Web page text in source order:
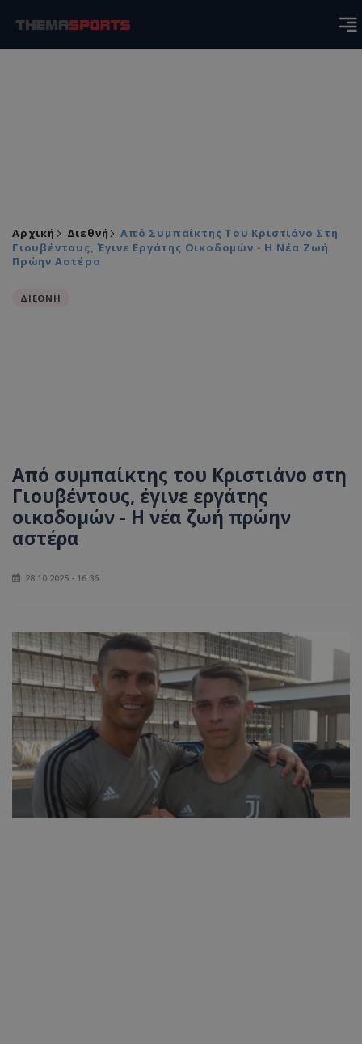
Αρχική Διεθνή
Από Συμπαίκτης Του Κριστιάνο Στη
Γιουβέντους, Έγινε Εργάτης Οικοδομών - Η Νέα Ζωή
Πρώην Αστέρα
ΔΙΕΘΝΗ
Από συμπαίκτης του Κριστιάνο στη
Γιουβέντους, έγινε εργάτης
οικοδομών - Η νέα ζωή πρώην
αστέρα
28.10.2025 - 16:36